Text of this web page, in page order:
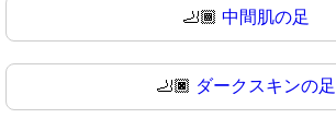
🦶🏾 中間肌の足
🦶🏿 ダークスキンの足